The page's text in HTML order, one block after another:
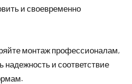
и своевременно
монтаж профессионалам,
надежность и соответствие